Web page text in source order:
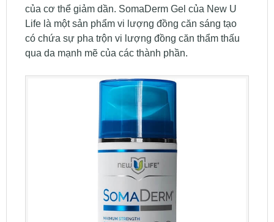
của cơ thể giảm dần. SomaDerm Gel của New U
Life là một sản phẩm vi lượng đồng căn sáng tạo
có chứa sự pha trộn vi lượng đồng căn thẩm thấu
qua da mạnh mẽ của các thành phần.